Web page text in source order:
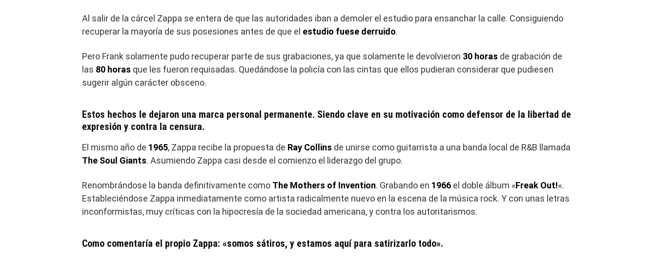
Al salir de la cárcel Zappa se entera de que las autoridades iban a demoler el estudio para ensanchar la calle. Consiguiendo
recuperar la mayoría de sus posesiones antes de que el estudio fuese derruido.
Pero Frank solamente pudo recuperar parte de sus grabaciones, ya que solamente le devolvieron 30 horas de grabación de
las 80 horas que les fueron requisadas. Quedándose la policía con las cintas que ellos pudieran considerar que pudiesen
sugerir algún carácter obsceno.
Estos hechos le dejaron una marca personal permanente. Siendo clave en su motivación como defensor de la libertad de
expresión y contra la censura.
El mismo año de 1965, Zappa recibe la propuesta de Ray Collins de unirse como guitarrista a una banda local de R&B llamada
The Soul Giants. Asumiendo Zappa casi desde el comienzo el liderazgo del grupo.
Renombrándose la banda definitivamente como The Mothers of Invention. Grabando en 1966 el doble álbum «Freak Out!«.
Estableciéndose Zappa inmediatamente como artista radicalmente nuevo en la escena de la música rock. Y con unas letras
inconformistas, muy críticas con la hipocresía de la sociedad americana, y contra los autoritarismos.
Como comentaría el propio Zappa: «somos sátiros, y estamos aquí para satirizarlo todo».